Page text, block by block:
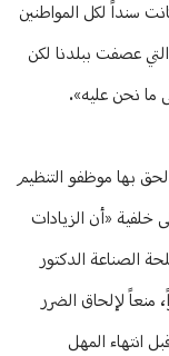
سنداً لكل المواطنين
عصفت ببلدنا لكن
ما نحن عليه».
بها موظفو التنظيم
خلفية «أن الزيادات
الصناعة الدكتور
منعاً لإلحاق الضرر
انتهاء المهل